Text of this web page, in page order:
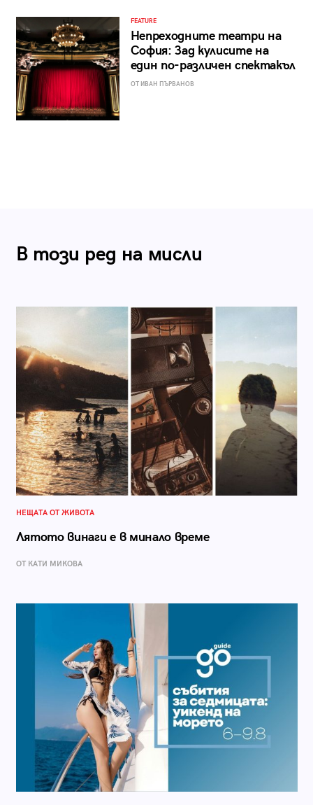
FEATURE
Непреходните театри на
София: Зад кулисите на
един по-различен спектакъл
ОТ ИВАН ПЪРВАНОВ
В този ред на мисли
НЕЩАТА ОТ ЖИВОТА
Лятото винаги е в минало време
ОТ КАТИ МИКОВА